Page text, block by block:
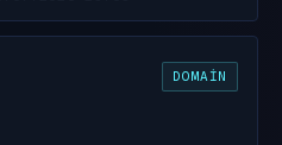
DOMAIN